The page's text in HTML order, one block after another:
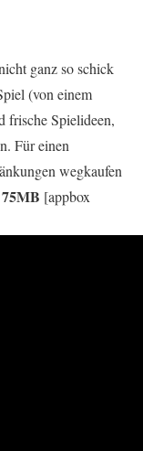
ganz so schick
(von einem
frische Spielideen,
Für einen
wegkaufen
[appbox